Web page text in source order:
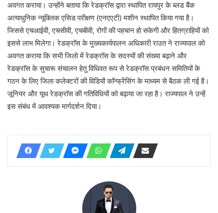
अवगत कराया। उन्होंने बताया कि रेडक्राॅस द्वारा स्थापित रायपुर के ब्लड बैंक
अत्याधुनिक न्यूक्लिक एसिड परीक्षण (एनएएटी) मशीन स्थापित किया गया है।
जिससे एचआईवी, एचसीवी, एचबीवी, रोगों की पहचान हो सकेगी और हितग्राहियों को
इससे लाभ मिलेगा। रेडक्राॅस के मुख्यकार्यपालन अधिकारी राउत ने राज्यपाल को
अवगत कराया कि सभी जिलो में रेडक्राॅस के सदस्यों की संख्या बढ़ाने और
रेडक्राॅस के सुचारू संचालन हेतु विधिवत रूप से रेडक्राॅस प्रबंधन समितियों के
गठन के लिए जिला कलेक्टरों की विडियों काॅन्फ्रेंसिंग के माध्यम से बैठक ली गई है।
जूनियर और यूथ रेडक्राॅस की गतिविधियों को बढ़ाया जा रहा है। राज्यपाल ने उन्हें
इस संबंध में आवश्यक मार्गदर्शन दिया।